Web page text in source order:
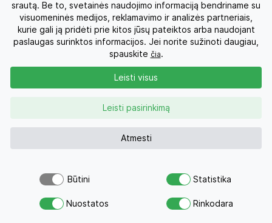
Kelionės po Lietuvą
Apie mus
Privatumo politika
Kontaktai
0 700 11007 Užklausa
Savo svajonių atostogoms
srautą. Be to, svetainės naudojimo informaciją bendriname su
visuomeninės medijos, reklamavimo ir analizės partneriais,
kurie gali ją pridėti prie kitos jūsų pateiktos arba naudojant
paslaugas surinktos informacijos. Jei norite sužinoti daugiau,
spauskite čia.
Atmesti
Leisti pasirinkimą
Leisti visus
Būtini Statistika
Nuostatos Rinkodara